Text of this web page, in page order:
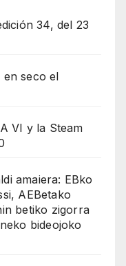
34, del 23
en seco el
VI y la Steam
amaiera: EBko
AEBetako
betiko zigorra
bideojoko